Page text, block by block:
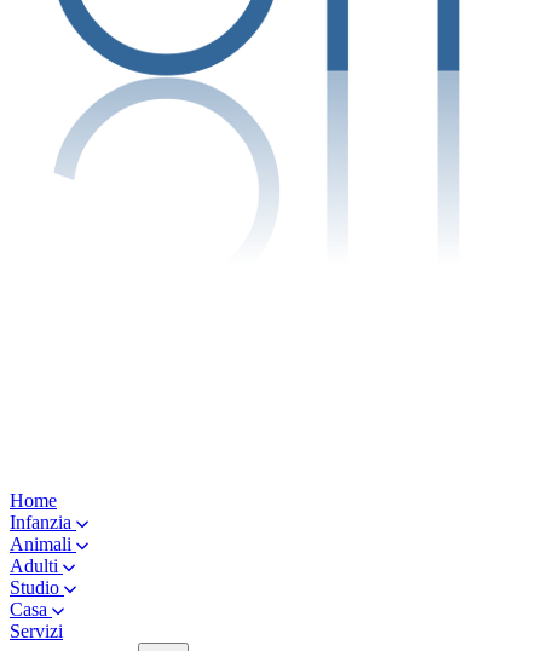
Home
Infanzia
Animali
Adulti
Studio
Casa
Servizi